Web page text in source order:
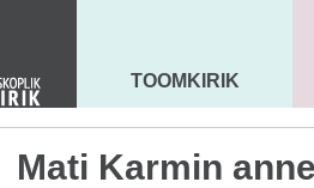
MAARJA KIRIK
TOOMKIRIK
Mati Karmin